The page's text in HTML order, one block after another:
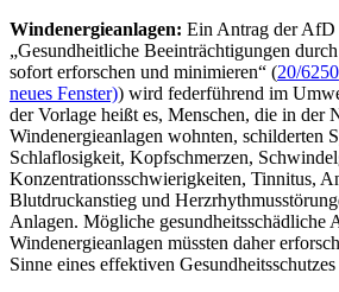
Windenergieanlagen: Ein Antrag der AfD
„Gesundheitliche Beeinträchtigungen
sofort erforschen und minimieren“ (20/6250
neues Fenster)) wird federführend im
der Vorlage heißt es, Menschen, die in der
Windenergieanlagen wohnten, schilderten
Schlaflosigkeit, Kopfschmerzen,
Konzentrationsschwierigkeiten, Tinnitus,
Blutdruckanstieg und
Anlagen. Mögliche gesundheitsschädliche
Windenergieanlagen müssten daher
Sinne eines effektiven